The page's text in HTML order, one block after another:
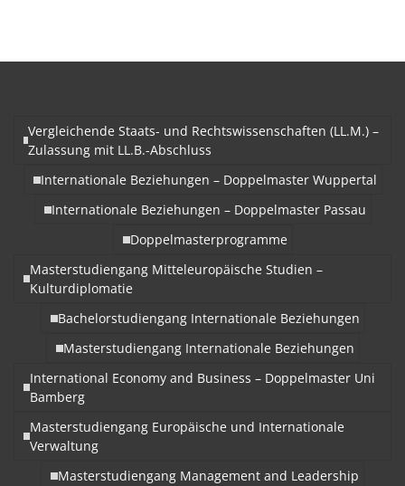
Vergleichende Staats- und Rechtswissenschaften (LL.M.) –
Zulassung mit LL.B.-Abschluss
Internationale Beziehungen – Doppelmaster Wuppertal
Internationale Beziehungen – Doppelmaster Passau
Doppelmasterprogramme
Masterstudiengang Mitteleuropäische Studien –
Kulturdiplomatie
Bachelorstudiengang Internationale Beziehungen
Masterstudiengang Internationale Beziehungen
International Economy and Business – Doppelmaster Uni
Bamberg
Masterstudiengang Europäische und Internationale
Verwaltung
Masterstudiengang Management and Leadership